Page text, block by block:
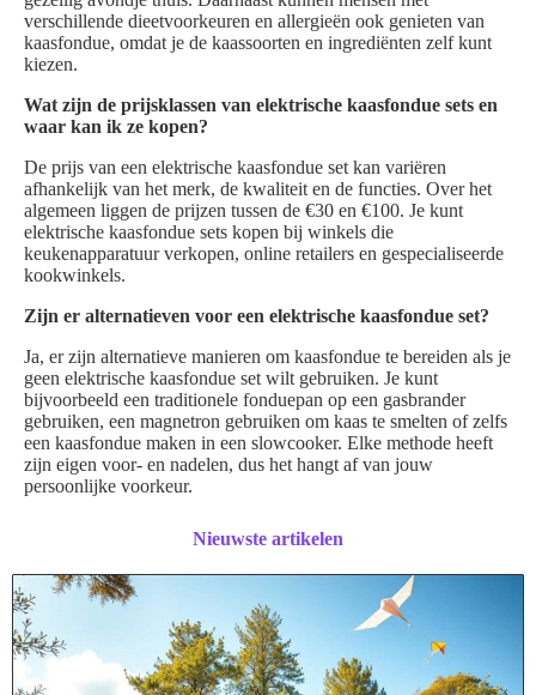
verschillende dieetvoorkeuren en allergieën ook genieten van
kaasfondue, omdat je de kaassoorten en ingrediënten zelf kunt
kiezen.
Wat zijn de prijsklassen van elektrische kaasfondue sets en
waar kan ik ze kopen?
De prijs van een elektrische kaasfondue set kan variëren
afhankelijk van het merk, de kwaliteit en de functies. Over het
algemeen liggen de prijzen tussen de €30 en €100. Je kunt
elektrische kaasfondue sets kopen bij winkels die
keukenapparatuur verkopen, online retailers en gespecialiseerde
kookwinkels.
Zijn er alternatieven voor een elektrische kaasfondue set?
Ja, er zijn alternatieve manieren om kaasfondue te bereiden als je
geen elektrische kaasfondue set wilt gebruiken. Je kunt
bijvoorbeeld een traditionele fonduepan op een gasbrander
gebruiken, een magnetron gebruiken om kaas te smelten of zelfs
een kaasfondue maken in een slowcooker. Elke methode heeft
zijn eigen voor- en nadelen, dus het hangt af van jouw
persoonlijke voorkeur.
Nieuwste artikelen